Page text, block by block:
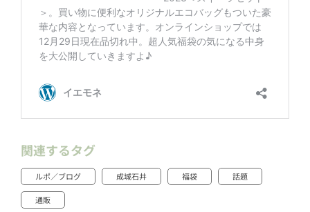
関連するタグ
ルポ／ブログ 成城石井 福袋 話題
通販